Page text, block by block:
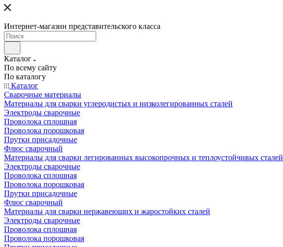
Интернет-магазин представительского класса
Каталог
По всему сайту
По каталогу
Каталог
Сварочные материалы
Материалы для сварки углеродистых и низколегированных сталей
Электроды сварочные
Проволока сплошная
Проволока порошковая
Прутки присадочные
Флюс сварочный
Материалы для сварки легированных высокопрочных и теплоустойчивых сталей
Электроды сварочные
Проволока сплошная
Проволока порошковая
Прутки присадочные
Флюс сварочный
Материалы для сварки нержавеющих и жаростойких сталей
Электроды сварочные
Проволока сплошная
Проволока порошковая